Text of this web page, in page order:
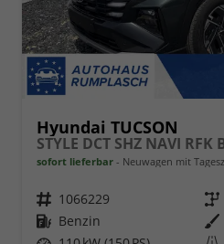
Hyundai TUCSON
sofort lieferbar Neuwagen mit
Fahrzeugnr. 1066229 Getriebe
Kraftstoff Benzin Außenfarbe